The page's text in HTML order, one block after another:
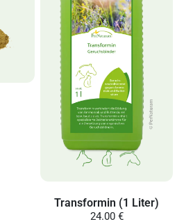
Transformin (1 Liter)
24.00 €